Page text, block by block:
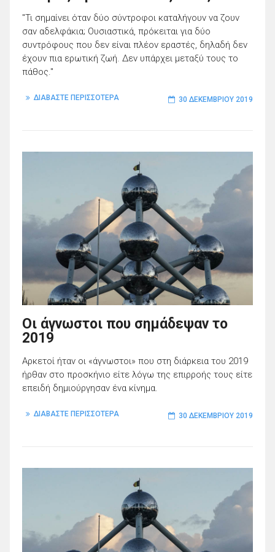
"Τι σημαίνει όταν δύο σύντροφοι καταλήγουν να ζουν
σαν αδελφάκια; Ουσιαστικά, πρόκειται για δύο
συντρόφους που δεν είναι πλέον εραστές, δηλαδή δεν
έχουν πια ερωτική ζωή. Δεν υπάρχει μεταξύ τους το
πάθος."
ΔΙΑΒΑΣΤΕ ΠΕΡΙΣΣΟΤΕΡΑ 30 ΔΕΚΕΜΒΡΊΟΥ 2019
Οι άγνωστοι που σημάδεψαν τo
2019
Αρκετοί ήταν οι «άγνωστοι» που στη διάρκεια του 2019
ήρθαν στο προσκήνιο είτε λόγω της επιρροής τους είτε
επειδή δημιούργησαν ένα κίνημα.
ΔΙΑΒΑΣΤΕ ΠΕΡΙΣΣΟΤΕΡΑ 30 ΔΕΚΕΜΒΡΊΟΥ 2019